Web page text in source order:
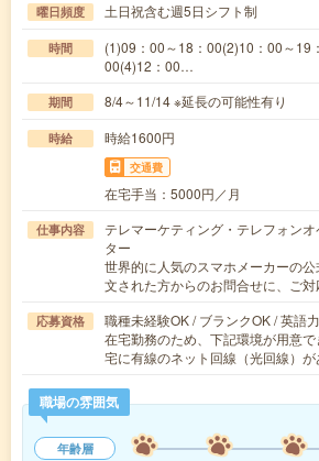
曜日頻度 土日祝含む週5日シフト制
時間
(1)09：00～18：00(2)10：00～19
00(4)12：00…
期間 8/4～11/14 ※延長の可能性有り
時給 時給1600円
交通費
在宅手当：5000円／月
仕事内容
テレマーケティング・テレフォン
ター
世界的に人気のスマホメーカーの
文された方からのお問合せに、ご
応募資格
職種未経験OK / ブランクOK / 英語
在宅勤務のため、下記環境が用意
宅に有線のネット回線（光回線）
職場の雰囲気
年齢層